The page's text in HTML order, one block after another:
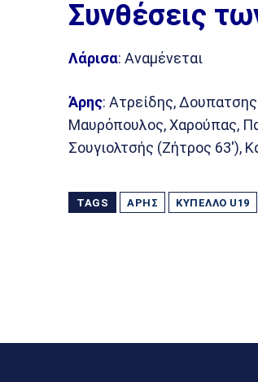
Συνθέσεις
Λάρισα: Αναμένεται
Άρης: Ατρείδης,
Μαυρόπουλος, Χαρούπας,
Σουγιολτσής (Ζήτρος 63′),
TAGS ΆΡΗΣ ΚΎΠΕΛΛΟ U19